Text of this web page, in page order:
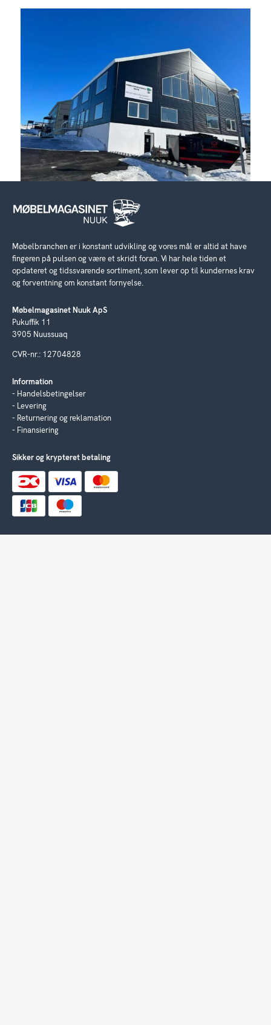
Møbelbranchen er i konstant udvikling og vores mål er altid at have
fingeren på pulsen og være et skridt foran. Vi har hele tiden et
opdateret og tidssvarende sortiment, som lever op til kundernes krav
og forventning om konstant fornyelse.
Møbelmagasinet Nuuk ApS
Pukuffik 11
3905 Nuussuaq
CVR-nr.: 12704828
Information
Handelsbetingelser
Levering
Returnering og reklamation
Finansiering
Sikker og krypteret betaling